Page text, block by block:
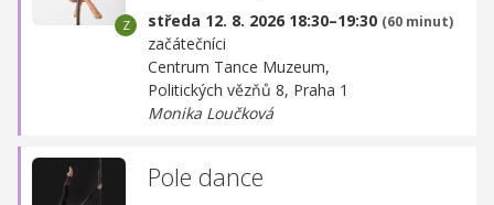
středa 12. 8. 2026 18:30–19:30 (60 minut)
začátečníci
Centrum Tance Muzeum,
Politických vězňů 8, Praha 1
Monika Loučková
Pole dance